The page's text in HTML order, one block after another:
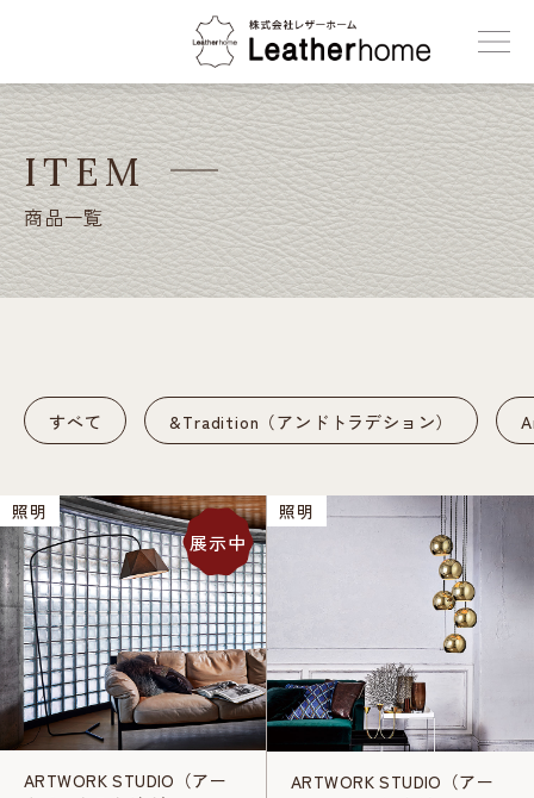
株式会社レザーホーム
ITEM
商品一覧
すべて &Tradition（アンドトラデション）
照明
展示中
ARTWORK STUDIO（アー
照明
ARTWORK STUDIO（アー